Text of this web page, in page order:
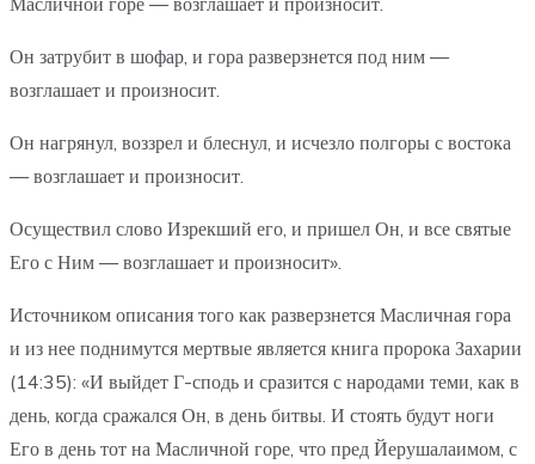
Он затрубит в шофар, и гора разверзнется под ним —
возглашает и произносит.
Он нагрянул, воззрел и блеснул, и исчезло полгоры с востока
— возглашает и произносит.
Осуществил слово Изрекший его, и пришел Он, и все святые
Его с Ним — возглашает и произносит».
Источником описания того как разверзнется Масличная гора
и из нее поднимутся мертвые является книга пророка Захарии
(14:35): «И выйдет Г-сподь и сразится с народами теми, как в
день, когда сражался Он, в день битвы. И стоять будут ноги
Его в день тот на Масличной горе, что пред Йерушалаимом, с